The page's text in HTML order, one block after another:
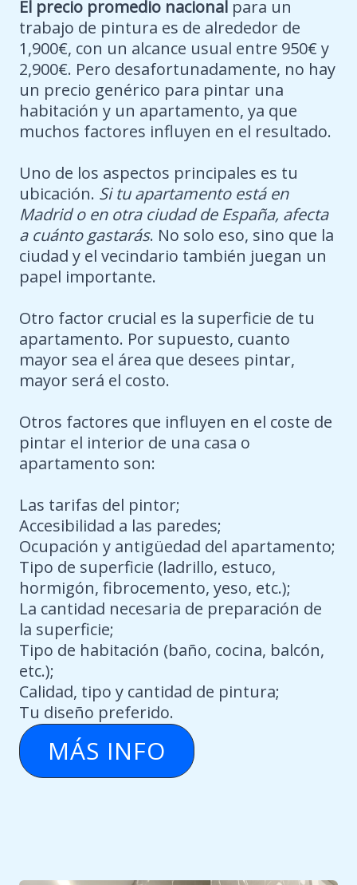
El precio promedio nacional para un
trabajo de pintura es de alrededor de
1,900€, con un alcance usual entre 950€ y
2,900€. Pero desafortunadamente, no hay
un precio genérico para pintar una
habitación y un apartamento, ya que
muchos factores influyen en el resultado.
Uno de los aspectos principales es tu
ubicación. Si tu apartamento está en
Madrid o en otra ciudad de España, afecta
a cuánto gastarás. No solo eso, sino que la
ciudad y el vecindario también juegan un
papel importante.
Otro factor crucial es la superficie de tu
apartamento. Por supuesto, cuanto
mayor sea el área que desees pintar,
mayor será el costo.
Otros factores que influyen en el coste de
pintar el interior de una casa o
apartamento son:
Las tarifas del pintor;
Accesibilidad a las paredes;
Ocupación y antigüedad del apartamento;
Tipo de superficie (ladrillo, estuco,
hormigón, fibrocemento, yeso, etc.);
La cantidad necesaria de preparación de
la superficie;
Tipo de habitación (baño, cocina, balcón,
etc.);
Calidad, tipo y cantidad de pintura;
Tu diseño preferido.
MÁS INFO